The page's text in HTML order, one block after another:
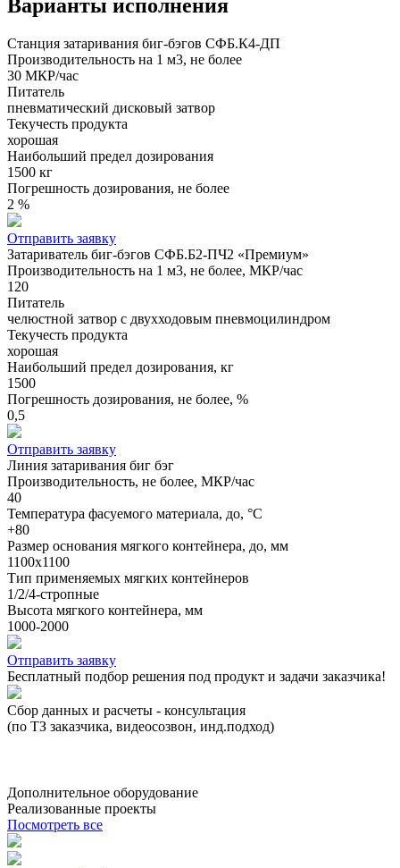
Варианты исполнения
Станция затаривания биг-бэгов СФБ.К4-ДП
Производительность на 1 м3, не более
30 МКР/час
Питатель
пневматический дисковый затвор
Текучесть продукта
хорошая
Наибольший предел дозирования
1500 кг
Погрешность дозирования, не более
2 %
Отправить заявку
Затариватель биг-бэгов СФБ.Б2-ПЧ2 «Премиум»
Производительность на 1 м3, не более, МКР/час
120
Питатель
челюстной затвор с двухходовым пневмоцилиндром
Текучесть продукта
хорошая
Наибольший предел дозирования, кг
1500
Погрешность дозирования, не более, %
0,5
Отправить заявку
Линия затаривания биг бэг
Производительность, не более, МКР/час
40
Температура фасуемого материала, до, °С
+80
Размер основания мягкого контейнера, до, мм
1100х1100
Тип применяемых мягких контейнеров
1/2/4-стропные
Высота мягкого контейнера, мм
1000-2000
Отправить заявку
Бесплатный подбор решения под продукт и задачи заказчика!
Сбор данных и расчеты - консультация
(по ТЗ заказчика, видеосозвон, инд.подход)
Дополнительное оборудование
Реализованные проекты
Посмотреть все